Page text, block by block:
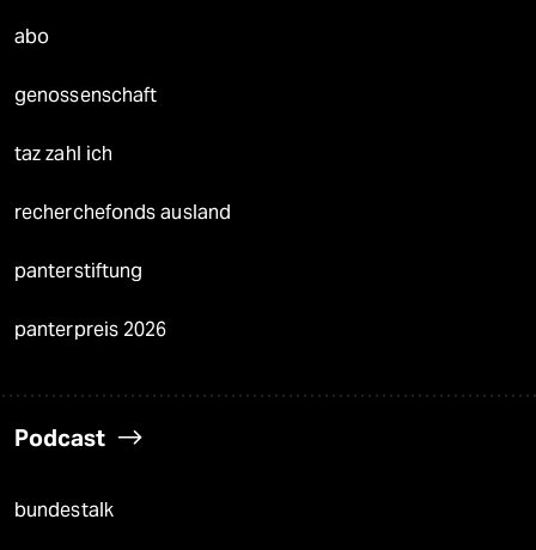
abo
genossenschaft
taz zahl ich
recherchefonds ausland
panterstiftung
panterpreis 2026
Podcast
bundestalk